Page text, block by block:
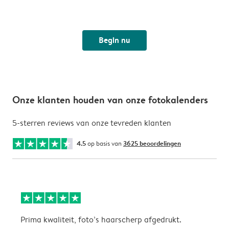
Begin nu
Onze klanten houden van onze fotokalenders
5-sterren reviews van onze tevreden klanten
4.5op basis van 3625 beoordelingen
Prima kwaliteit, foto’s haarscherp afgedrukt.